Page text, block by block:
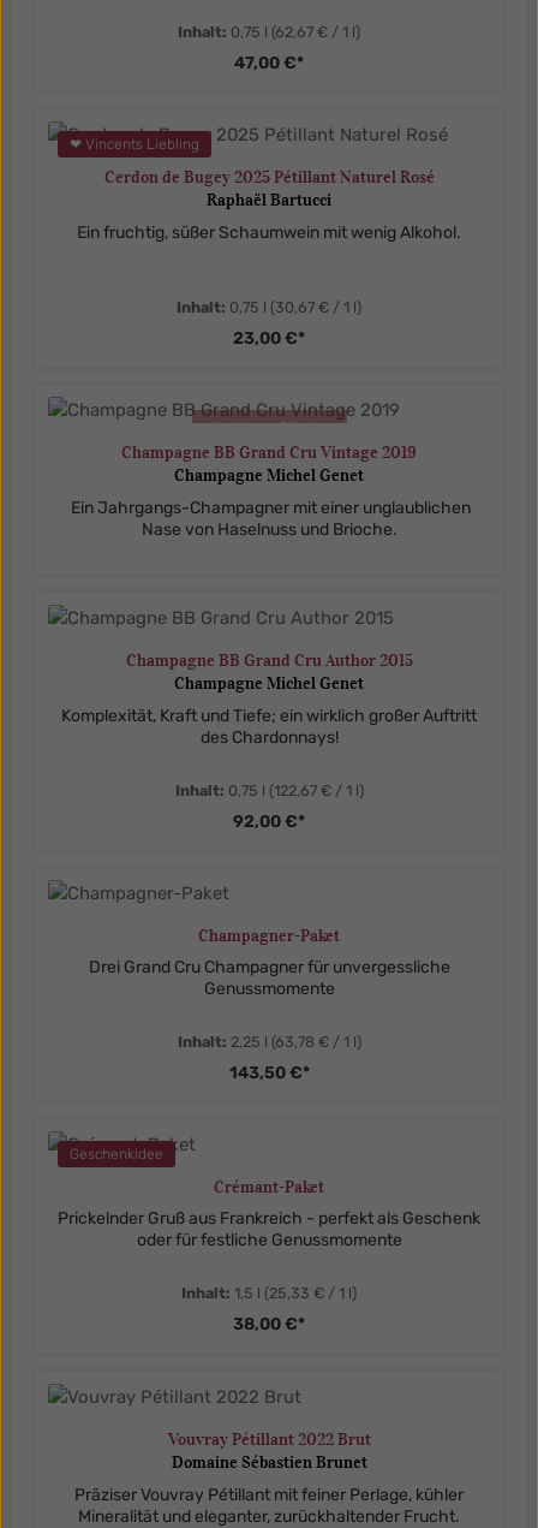
Inhalt: 0,75 l (62,67 € / 1 l)
47,00 €*
❤ Vincents Liebling
Cerdon de Bugey 2025 Pétillant Naturel Rosé
Raphaël Bartucci
Ein fruchtig, süßer Schaumwein mit wenig Alkohol.
Inhalt: 0,75 l (30,67 € / 1 l)
23,00 €*
nicht verfügbar
Champagne BB Grand Cru Vintage 2019
Champagne Michel Genet
Ein Jahrgangs-Champagner mit einer unglaublichen
Nase von Haselnuss und Brioche.
Champagne BB Grand Cru Author 2015
Champagne Michel Genet
Komplexität, Kraft und Tiefe; ein wirklich großer Auftritt
des Chardonnays!
Inhalt: 0,75 l (122,67 € / 1 l)
92,00 €*
Champagner-Paket
Drei Grand Cru Champagner für unvergessliche
Genussmomente
Inhalt: 2,25 l (63,78 € / 1 l)
143,50 €*
Geschenkidee
Crémant-Paket
Prickelnder Gruß aus Frankreich - perfekt als Geschenk
oder für festliche Genussmomente
Inhalt: 1,5 l (25,33 € / 1 l)
38,00 €*
Vouvray Pétillant 2022 Brut
Domaine Sébastien Brunet
Präziser Vouvray Pétillant mit feiner Perlage, kühler
Mineralität und eleganter, zurückhaltender Frucht.